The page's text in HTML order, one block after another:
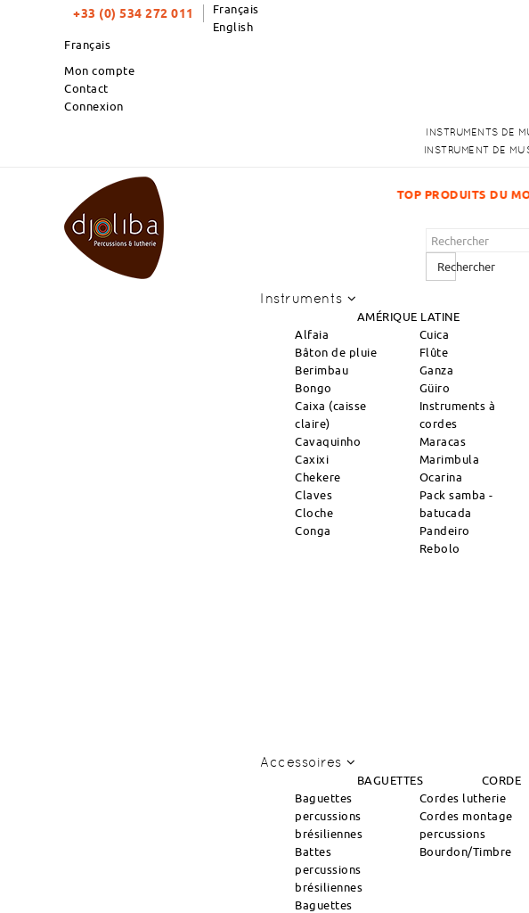
+33 (0) 534 272 011
Français
English
Français
Mon compte
Contact
Connexion
INSTRUMENTS DE
INSTRUMENT DE
TOP PRODUITS DU MOIS : NOUVEL ARRIVAGE DE BOLS
Rechercher
Instruments
AMÉRIQUE LATINE
Alfaia
Bâton de pluie
Berimbau
Bongo
Caixa (caisse
claire)
Cavaquinho
Caxixi
Chekere
Claves
Cloche
Conga
Cuica
Flûte
Ganza
Güiro
Instruments à
cordes
Maracas
Marimbula
Ocarina
Pack samba -
batucada
Pandeiro
Rebolo
Accessoires
BAGUETTES CORDE
Baguettes
percussions
brésiliennes
Battes
percussions
brésiliennes
Baguettes
Cordes lutherie
Cordes montage
percussions
Bourdon/Timbre